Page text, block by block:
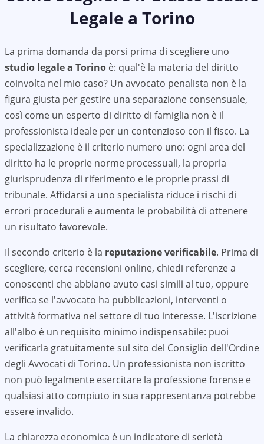
Legale a Torino
La prima domanda da porsi prima di scegliere uno
studio legale a Torino è: qual'è la materia del diritto
coinvolta nel mio caso? Un avvocato penalista non è la
figura giusta per gestire una separazione consensuale,
così come un esperto di diritto di famiglia non è il
professionista ideale per un contenzioso con il fisco. La
specializzazione è il criterio numero uno: ogni area del
diritto ha le proprie norme processuali, la propria
giurisprudenza di riferimento e le proprie prassi di
tribunale. Affidarsi a uno specialista riduce i rischi di
errori procedurali e aumenta le probabilità di ottenere
un risultato favorevole.
Il secondo criterio è la reputazione verificabile. Prima di
scegliere, cerca recensioni online, chiedi referenze a
conoscenti che abbiano avuto casi simili al tuo, oppure
verifica se l'avvocato ha pubblicazioni, interventi o
attività formativa nel settore di tuo interesse. L'iscrizione
all'albo è un requisito minimo indispensabile: puoi
verificarla gratuitamente sul sito del Consiglio dell'Ordine
degli Avvocati di Torino. Un professionista non iscritto
non può legalmente esercitare la professione forense e
qualsiasi atto compiuto in sua rappresentanza potrebbe
essere invalido.
La chiarezza economica è un indicatore di serietà